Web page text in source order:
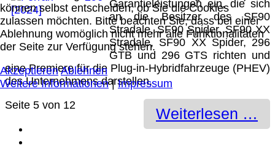
Garantieleistungen ein, die sich
an die Besitzer des SF90
Stradale, SF90 Spider, SF90 XX
Stradale, SF90 XX Spider, 296
GTB und 296 GTS richten und
eine Premiere für die Plug-in-Hybridfahrzeuge (PHEV)
des Unternehmens darstellen.
Weiterlesen …
Seite 5 von 12
können selbst entscheiden, ob Sie die Cookies
zulassen möchten. Bitte beachten Sie, dass bei einer
Ablehnung womöglich nicht mehr alle Funktionalitäten
der Seite zur Verfügung stehen.
Akzeptieren Ablehnen
Weitere Informationen|Impressum